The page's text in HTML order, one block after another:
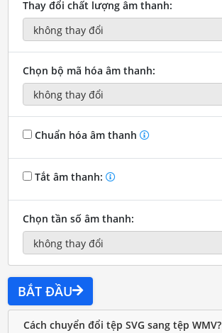
Thay đổi chất lượng âm thanh:
Chọn bộ mã hóa âm thanh:
Chuẩn hóa âm thanh
Tắt âm thanh:
Chọn tần số âm thanh:
BẮT ĐẦU
Cách chuyển đổi tệp SVG sang tệp WMV?